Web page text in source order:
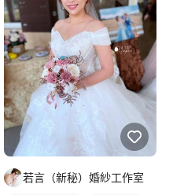
若言（新秘）婚紗工作室